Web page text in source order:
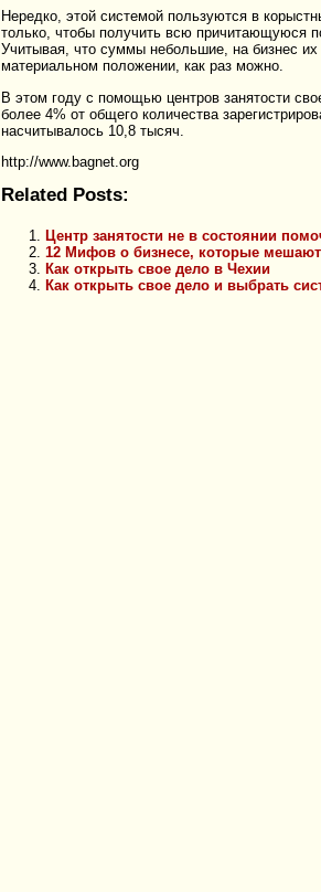
Нередко, этой системой пользуются в
только, чтобы получить всю причитающуюся
Учитывая, что суммы небольшие, на бизнес их
материальном положении, как раз можно.
В этом году с помощью центров занятости
более 4% от общего количества
насчитывалось 10,8 тысяч.
http://www.bagnet.org
Related Posts:
Центр занятости не в состоянии
12 Мифов о бизнесе, которые мешают
Как открыть свое дело в Чехии
Как открыть свое дело и выбрать